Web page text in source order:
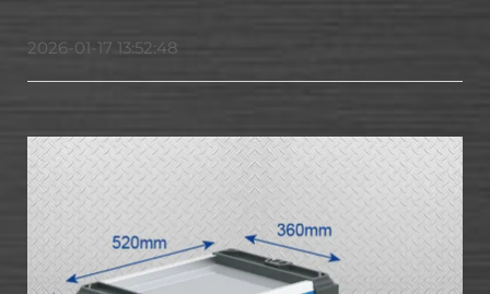
2026-01-17 13:52:48